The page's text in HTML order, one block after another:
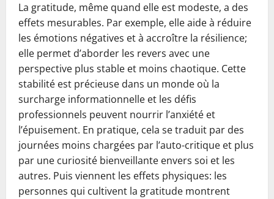
La gratitude, même quand elle est modeste, a des
effets mesurables. Par exemple, elle aide à réduire
les émotions négatives et à accroître la résilience;
elle permet d’aborder les revers avec une
perspective plus stable et moins chaotique. Cette
stabilité est précieuse dans un monde où la
surcharge informationnelle et les défis
professionnels peuvent nourrir l’anxiété et
l’épuisement. En pratique, cela se traduit par des
journées moins chargées par l’auto-critique et plus
par une curiosité bienveillante envers soi et les
autres. Puis viennent les effets physiques: les
personnes qui cultivent la gratitude montrent